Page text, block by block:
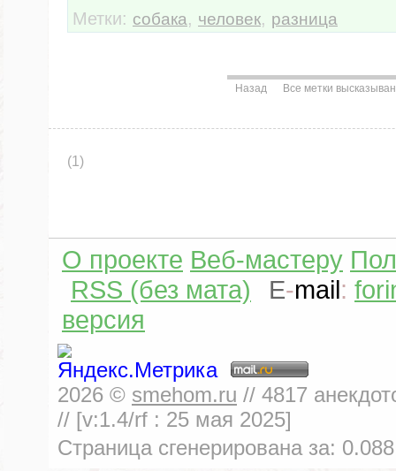
Метки: собака, человек, разница
Назад Все метки
(1)
О проекте Веб-мастеру
RSS (без мата)
E-mail:
версия
2026 © smehom.ru // 4817
// [v:1.4/rf : 25 мая 2025]
Страница сгенерирована за: 0.088